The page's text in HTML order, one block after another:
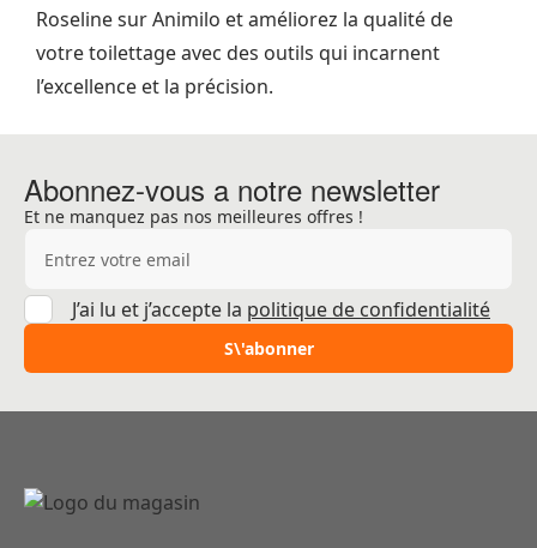
Roseline sur Animilo et améliorez la qualité de
votre toilettage avec des outils qui incarnent
l’excellence et la précision.
Abonnez-vous a notre newsletter
Et ne manquez pas nos meilleures offres !
S\'abonner
J’ai lu et j’accepte la politique de confidentialité